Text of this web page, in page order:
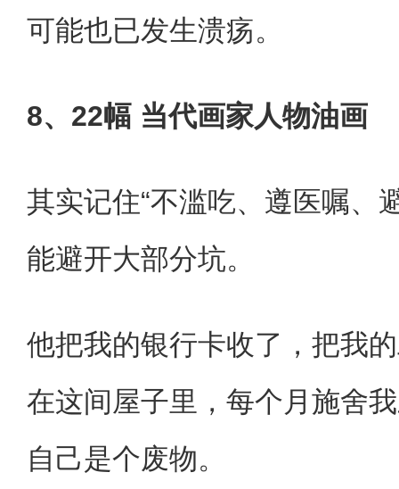
可能也已发生溃疡。
8、22幅 当代画家人物油画
其实记住“不滥吃、遵医嘱、
能避开大部分坑。
他把我的银行卡收了，把我
在这间屋子里，每个月施舍
自己是个废物。